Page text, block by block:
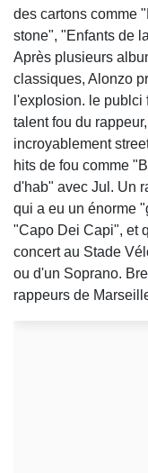
des cartons comme
stone", "Enfants de
Après plusieurs
classiques, Alonzo
l'explosion. le publci
talent fou du
incroyablement
hits de fou comme
d'hab" avec Jul. Un
qui a eu un énorme
"Capo Dei Capi", et
concert au Stade
ou d'un Soprano.
rappeurs de